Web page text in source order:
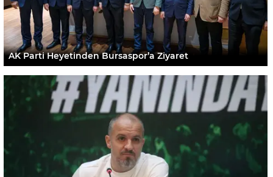
AK Parti Heyetinden Bursaspor’a Ziyaret